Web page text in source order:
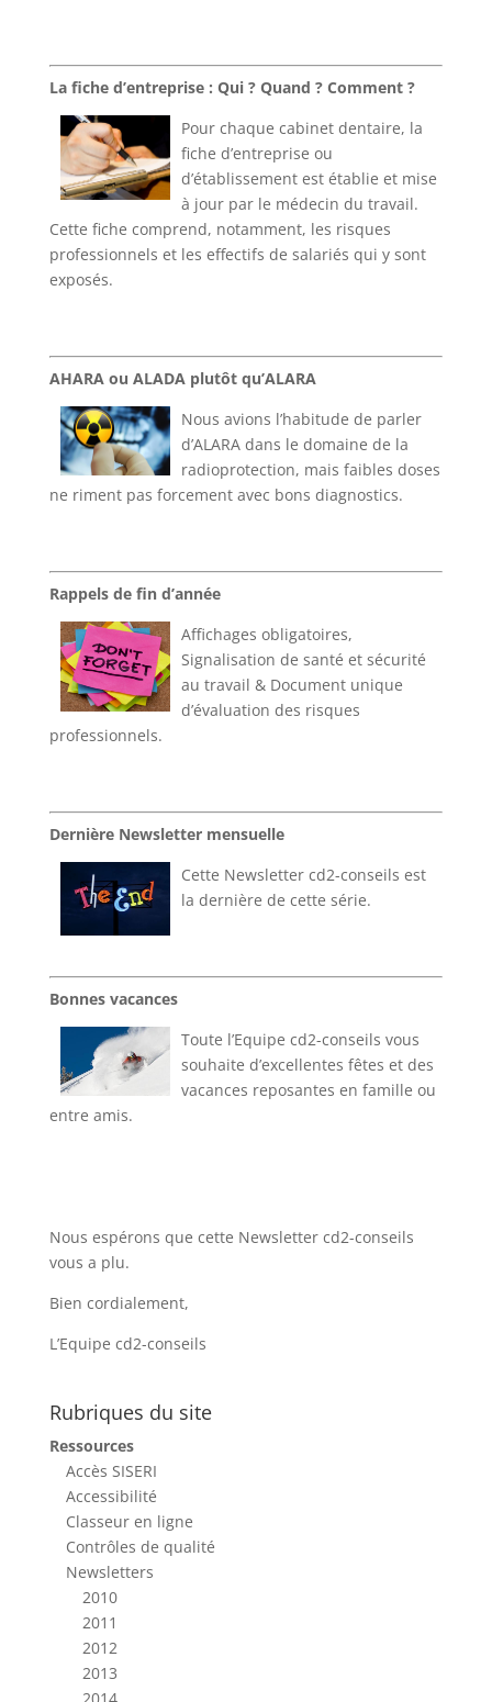
La fiche d’entreprise : Qui ? Quand ? Comment ?​
Pour chaque cabinet dentaire, la
fiche d’entreprise ou
d’établissement est établie et mise
à jour par le médecin du travail.
Cette fiche comprend, notamment, les risques
professionnels et les effectifs de salariés qui y sont
exposés​.​
AHARA ou ALADA plutôt qu’ALARA​
Nous avions l’habitude de parler
d’ALARA dans le domaine de la
radioprotection, mais faibles doses
ne riment pas forcement avec bons diagnostics​.
Rappels de fin d’année​
Affichages obligatoires,
Signalisation de santé et sécurité
au travail & Document unique
d’évaluation des risques
professionnels​.​
Dernière Newsletter mensuelle
Cette Newsletter cd2-conseils est
la dernière de cette série​.​
Bonnes vacances​
Toute l’Equipe cd2-conseils vous
souhaite d’excellentes fêtes et des
vacances reposantes en famille ou
entre amis​.
Nous espérons que cette Newsletter cd2-conseils
vous a plu.
Bien cordialement,
L’Equipe cd2-conseils
Rubriques du site
Ressources
Accès SISERI
Accessibilité
Classeur en ligne
Contrôles de qualité
Newsletters
2010
2011
2012
2013